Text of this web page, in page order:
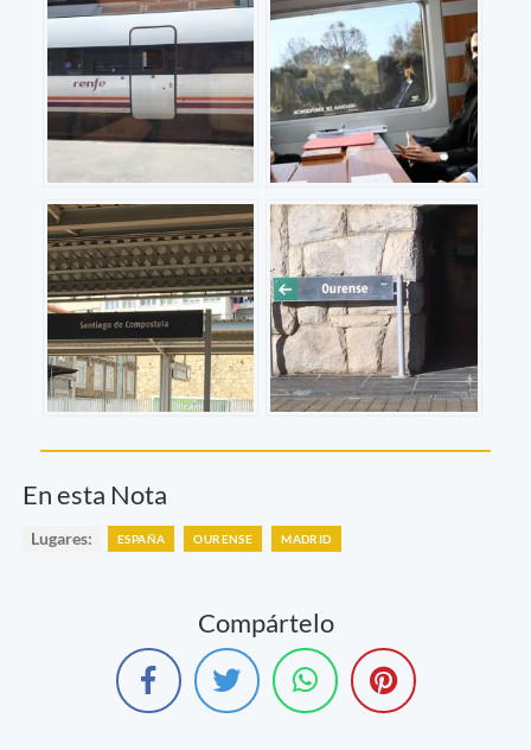
En esta Nota
Lugares: ESPAÑA OURENSE MADRID
Compártelo